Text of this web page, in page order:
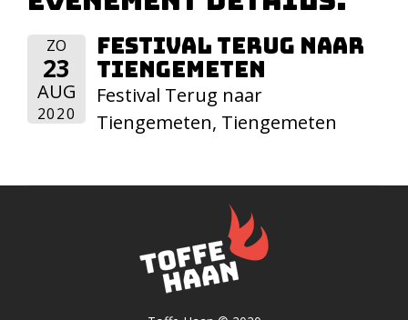
ZO
23
AUG
2020
Festival Terug naar
Tiengemeten
Festival Terug naar
Tiengemeten, Tiengemeten